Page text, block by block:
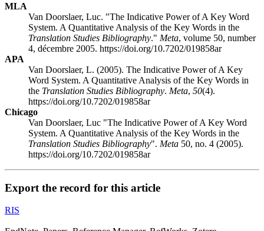
MLA
Van Doorslaer, Luc. "The Indicative Power of A Key Word
System. A Quantitative Analysis of the Key Words in the
Translation Studies Bibliography." Meta, volume 50, number
4, décembre 2005. https://doi.org/10.7202/019858ar
APA
Van Doorslaer, L. (2005). The Indicative Power of A Key
Word System. A Quantitative Analysis of the Key Words in
the Translation Studies Bibliography. Meta, 50(4).
https://doi.org/10.7202/019858ar
Chicago
Van Doorslaer, Luc "The Indicative Power of A Key Word
System. A Quantitative Analysis of the Key Words in the
Translation Studies Bibliography". Meta 50, no. 4 (2005).
https://doi.org/10.7202/019858ar
Export the record for this article
RIS